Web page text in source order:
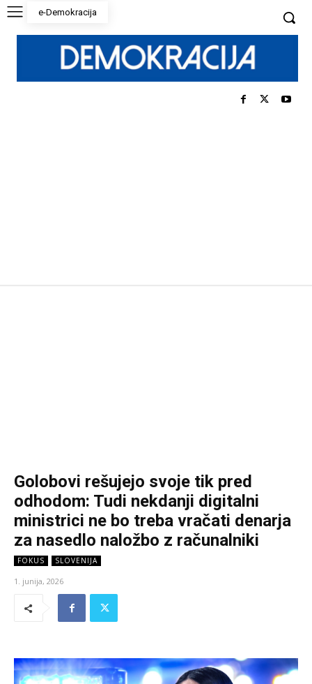
e-Demokracija
Golobovi rešujejo svoje tik pred
odhodom: Tudi nekdanji digitalni
ministrici ne bo treba vračati denarja
za nasedlo naložbo z računalniki
FOKUS SLOVENIJA
1. junija, 2026